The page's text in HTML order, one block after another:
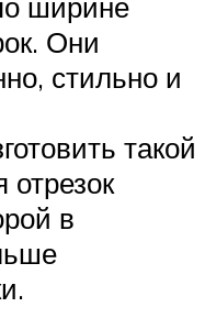
Они
стильно и
такой
отрезок
в